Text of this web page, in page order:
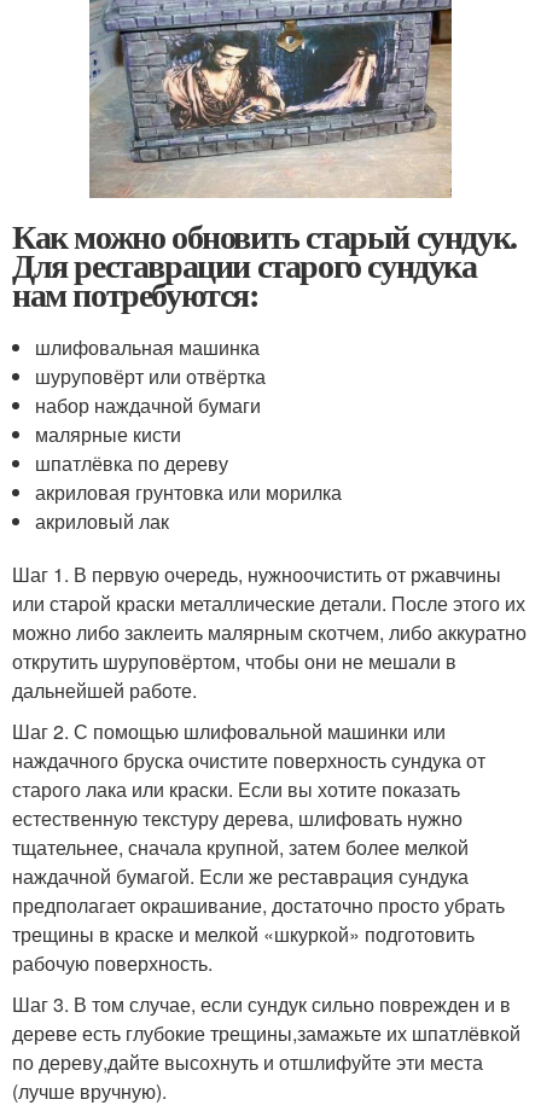
Как можно обновить старый сундук.
Для реставрации старого сундука
нам потребуются:
шлифовальная машинка
шуруповёрт или отвёртка
набор наждачной бумаги
малярные кисти
шпатлёвка по дереву
акриловая грунтовка или морилка
акриловый лак
Шаг 1. В первую очередь, нужноочистить от ржавчины
или старой краски металлические детали. После этого их
можно либо заклеить малярным скотчем, либо аккуратно
открутить шуруповёртом, чтобы они не мешали в
дальнейшей работе.
Шаг 2. С помощью шлифовальной машинки или
наждачного бруска очистите поверхность сундука от
старого лака или краски. Если вы хотите показать
естественную текстуру дерева, шлифовать нужно
тщательнее, сначала крупной, затем более мелкой
наждачной бумагой. Если же реставрация сундука
предполагает окрашивание, достаточно просто убрать
трещины в краске и мелкой «шкуркой» подготовить
рабочую поверхность.
Шаг 3. В том случае, если сундук сильно поврежден и в
дереве есть глубокие трещины,замажьте их шпатлёвкой
по дереву,дайте высохнуть и отшлифуйте эти места
(лучше вручную).